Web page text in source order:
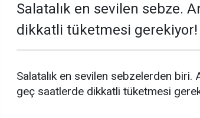
Salatalık en sevilen sebze.
dikkatli tüketmesi
Salatalık en sevilen sebzelerden biri.
geç saatlerde dikkatli tüketmesi